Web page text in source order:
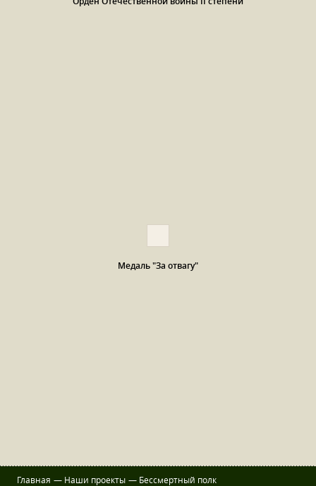
Медаль "За отвагу"
Главная — Наши проекты — Бессмертный полк